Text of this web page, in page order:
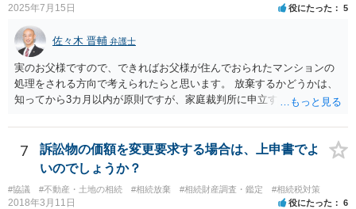
2025年7月15日 役にたった 5
佐々木 晋輔 弁護士
実のお父様ですので、できればお父様が住んでおられたマンションの
処理をされる方向で考えられたらと思います。 放棄するかどうかは、
知ってから3カ月以内が原則ですが、家庭裁判所に申立すれば3カ月の
放棄するかどうか決めることができます。 銀行やサラ金が数年も放置
することはありませんので、数年後に借金が発見される可能性はほぼ
ありません。 なお、私が扱った相続放棄を検討していた案件で、期間
伸長して調査したところ、サラ金に対する過払金など相当な財産が見
つかったため相続したという事例がありました。
7
訴訟物の価額を変更要求する場合は、上申書でよ
いのでしょうか？
#協議 #不動産・土地の相続 #相続放棄 #相続財産調査・鑑定 #相続税対策
2018年3月11日 役にたった 6